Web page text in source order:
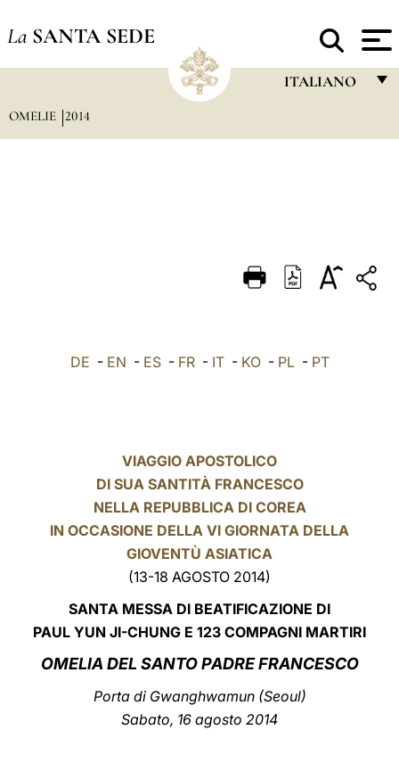
La SANTA SEDE
ITALIANO
DEUTSCH
العربيّة
OMELIE 2014
DE - EN - ES- FR- IT- KO- PL- PT
VIAGGIO APOSTOLICO
DI SUA SANTITÀ FRANCESCO
NELLA REPUBBLICA DI COREA
IN OCCASIONE DELLA VI GIORNATA DELLA
GIOVENTÙ ASIATICA
(13-18 AGOSTO 2014)
SANTA MESSA DI BEATIFICAZIONE DI
PAUL YUN JI-CHUNG E 123 COMPAGNI MARTIRI
OMELIA DEL SANTO PADRE FRANCESCO
Porta di Gwanghwamun (Seoul)
Sabato, 16 agosto 2014